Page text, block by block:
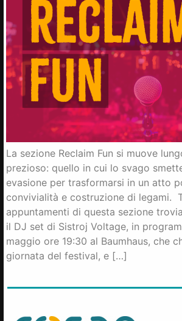
La sezione Reclaim Fun si muove
prezioso: quello in cui lo svago
evasione per trasformarsi in un atto
convivialità e costruzione di legami.
appuntamenti di questa sezione
il DJ set di Sistroj Voltage, in
maggio ore 19:30 al Baumhaus, che
giornata del festival, e […]